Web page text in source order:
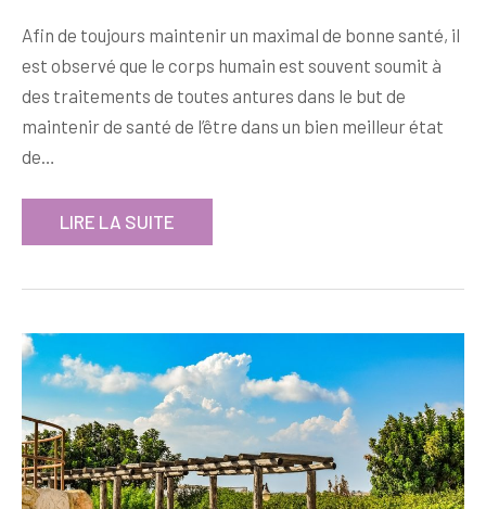
Afin de toujours maintenir un maximal de bonne santé, il
est observé que le corps humain est souvent soumit à
des traitements de toutes antures dans le but de
maintenir de santé de l’être dans un bien meilleur état
de…
LIRE LA SUITE